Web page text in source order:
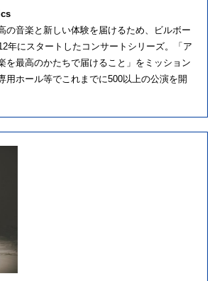
の音楽と新しい体験を届けるため、ビルボー
年にスタートしたコンサートシリーズ。「ア
を最高のかたちで届けること」をミッション
用ホール等でこれまでに500以上の公演を開